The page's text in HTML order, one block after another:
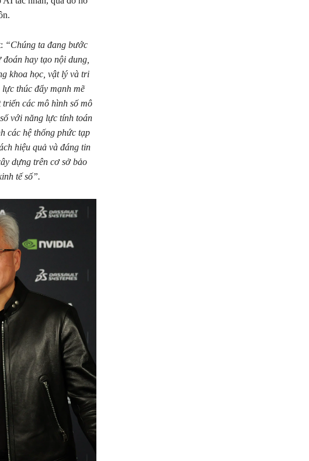
“Chúng ta đang bước
hay tạo nội dung,
khoa học, vật lý và tri
thúc đẩy mạnh mẽ
các mô hình số mô
với năng lực tính toán
các hệ thống phức tạp
hiệu quả và đáng tin
dựng trên cơ sở bảo
tế số”.